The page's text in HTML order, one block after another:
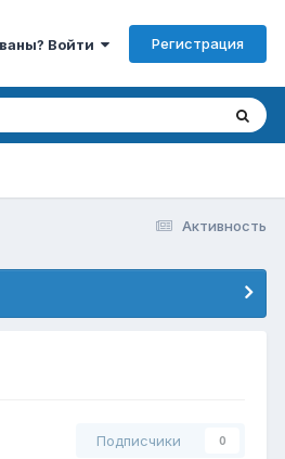
Войти Регистрация
Активность
Подписчики 0